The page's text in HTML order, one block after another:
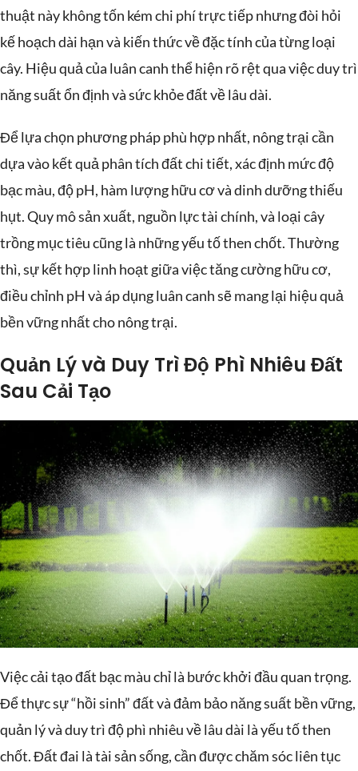
thuật này không tốn kém chi phí trực tiếp nhưng đòi hỏi
kế hoạch dài hạn và kiến thức về đặc tính của từng loại
cây. Hiệu quả của luân canh thể hiện rõ rệt qua việc duy trì
năng suất ổn định và sức khỏe đất về lâu dài.
Để lựa chọn phương pháp phù hợp nhất, nông trại cần
dựa vào kết quả phân tích đất chi tiết, xác định mức độ
bạc màu, độ pH, hàm lượng hữu cơ và dinh dưỡng thiếu
hụt. Quy mô sản xuất, nguồn lực tài chính, và loại cây
trồng mục tiêu cũng là những yếu tố then chốt. Thường
thì, sự kết hợp linh hoạt giữa việc tăng cường hữu cơ,
điều chỉnh pH và áp dụng luân canh sẽ mang lại hiệu quả
bền vững nhất cho nông trại.
Quản Lý và Duy Trì Độ Phì Nhiêu Đất
Sau Cải Tạo
Việc cải tạo đất bạc màu chỉ là bước khởi đầu quan trọng.
Để thực sự “hồi sinh” đất và đảm bảo năng suất bền vững,
quản lý và duy trì độ phì nhiêu về lâu dài là yếu tố then
chốt. Đất đai là tài sản sống, cần được chăm sóc liên tục